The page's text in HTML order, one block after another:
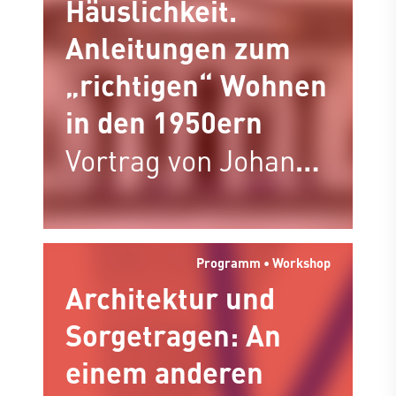
Häuslichkeit.
Anleitungen zum
„richtigen“ Wohnen
in den 1950ern
Vortrag von Johanna
Hartmann mit
anschließender
DiskussionProgramm • Workshop
Architektur und
Sorgetragen: An
einem anderen